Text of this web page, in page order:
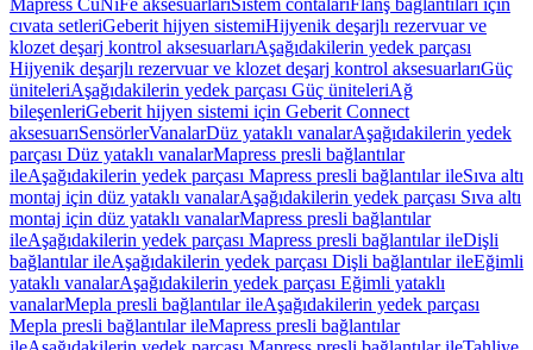
Mapress CuNiFe aksesuarlarıSistem contalarıFlanş bağlantıları için
cıvata setleriGeberit hijyen sistemiHijyenik deşarjlı rezervuar ve
klozet deşarj kontrol aksesuarlarıAşağıdakilerin yedek parçası
Hijyenik deşarjlı rezervuar ve klozet deşarj kontrol aksesuarlarıGüç
üniteleriAşağıdakilerin yedek parçası Güç üniteleriAğ
bileşenleriGeberit hijyen sistemi için Geberit Connect
aksesuarıSensörlerVanalarDüz yataklı vanalarAşağıdakilerin yedek
parçası Düz yataklı vanalarMapress presli bağlantılar
ileAşağıdakilerin yedek parçası Mapress presli bağlantılar ileSıva altı
montaj için düz yataklı vanalarAşağıdakilerin yedek parçası Sıva altı
montaj için düz yataklı vanalarMapress presli bağlantılar
ileAşağıdakilerin yedek parçası Mapress presli bağlantılar ileDişli
bağlantılar ileAşağıdakilerin yedek parçası Dişli bağlantılar ileEğimli
yataklı vanalarAşağıdakilerin yedek parçası Eğimli yataklı
vanalarMepla presli bağlantılar ileAşağıdakilerin yedek parçası
Mepla presli bağlantılar ileMapress presli bağlantılar